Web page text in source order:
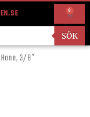
0
SÖK
3/8″